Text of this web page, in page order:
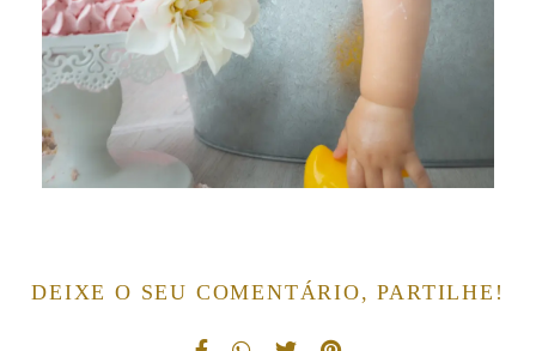
DEIXE O SEU COMENTÁRIO, PARTILHE!